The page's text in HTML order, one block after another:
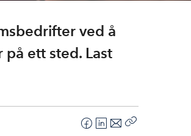
ved å
ett sted. Last
F
L
E